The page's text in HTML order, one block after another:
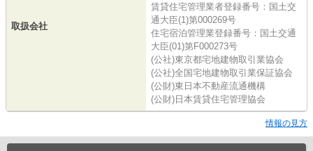
取扱会社
賃貸住宅管理業者登録番号：国土交
通大臣(1)第000269号
住宅宿泊管理業登録番号：国土交通
大臣(01)第F000273号
(公社)東京都宅地建物取引業協会
(公社)全国宅地建物取引業保証協会
(公財)東日本不動産流通機構
(公財)日本賃貸住宅管理協会
情報の見方